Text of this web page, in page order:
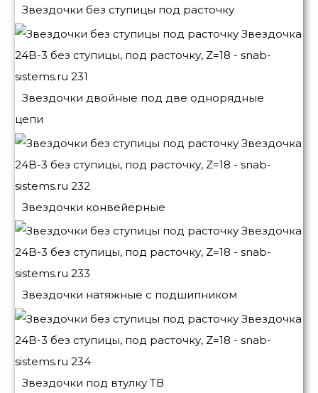
Звездочки без ступицы под расточку
Звездочки двойные под две однорядные
цепи
Звездочки конвейерные
Звездочки натяжные с подшипником
Звездочки под втулку ТВ